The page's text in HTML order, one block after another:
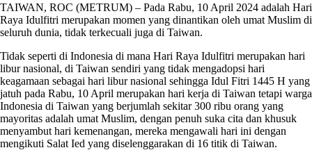
TAIWAN, ROC (METRUM) – Pada Rabu, 10 April 2024 adalah Hari
Raya Idulfitri merupakan momen yang dinantikan oleh umat Muslim di
seluruh dunia, tidak terkecuali juga di Taiwan.
Tidak seperti di Indonesia di mana Hari Raya Idulfitri merupakan hari
libur nasional, di Taiwan sendiri yang tidak mengadopsi hari
keagamaan sebagai hari libur nasional sehingga Idul Fitri 1445 H yang
jatuh pada Rabu, 10 April merupakan hari kerja di Taiwan tetapi warga
Indonesia di Taiwan yang berjumlah sekitar 300 ribu orang yang
mayoritas adalah umat Muslim, dengan penuh suka cita dan khusuk
menyambut hari kemenangan, mereka mengawali hari ini dengan
mengikuti Salat Ied yang diselenggarakan di 16 titik di Taiwan.